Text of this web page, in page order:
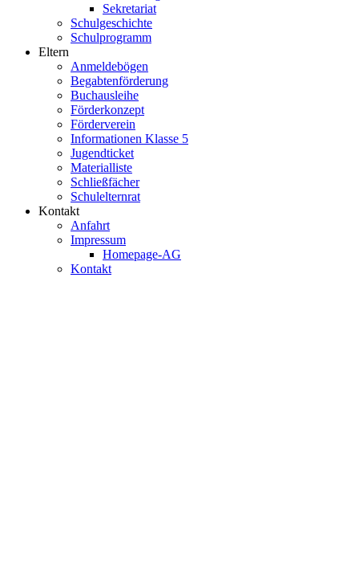
Sekretariat
Schulgeschichte
Schulprogramm
Eltern
Anmeldebögen
Begabtenförderung
Buchausleihe
Förderkonzept
Förderverein
Informationen Klasse 5
Jugendticket
Materialliste
Schließfächer
Schulelternrat
Kontakt
Anfahrt
Impressum
Homepage-AG
Kontakt